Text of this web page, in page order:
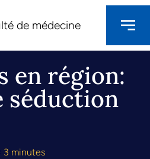
de médecine
en région:
séduction
3 minutes